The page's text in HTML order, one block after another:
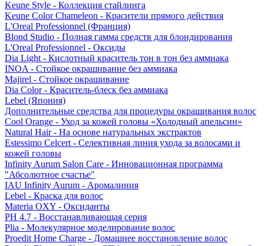
Keune Style - Коллекция стайлинга
Keune Color Chameleon - Красители прямого действия
L'Oreal Professionnel (Франция)
Blond Studio - Полная гамма средств для блондирования
L'Oreal Professionnel - Оксиды
Dia Light - Кислотный краситель тон в тон без аммиака
INOA - Стойкое окрашивание без аммиака
Majirel - Стойкое окрашивание
Dia Color - Краситель-блеск без аммиака
Lebel (Япония)
Дополнительные средства для процедуры окрашивания волос
Cool Orange - Уход за кожей головы «Холодный апельсин»
Natural Hair - На основе натуральных экстрактов
Estessimo Celcert - Селективная линия ухода за волосами и
кожей головы
Infinity Aurum Salon Care - Инновационная программа
"Абсолютное счастье"
IAU Infinity Aurum - Аромалиния
Lebel - Краска для волос
Materia OXY - Оксиданты
PH 4.7 - Восстанавливающая серия
Plia - Молекулярное моделирование волос
Proedit Home Charge - Домашнее восстановление волос